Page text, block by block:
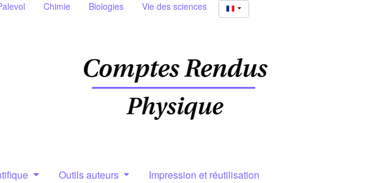
Chimie Biologies Vie des sciences
Outils auteurs Impression et réutilisation